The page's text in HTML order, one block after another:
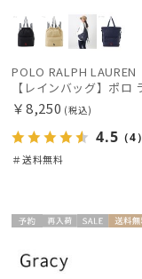
POLO RALPH LAUREN
￥8,250 (税込)
4.5 （4）
＃送料無料
荷
ギフト
向け
N